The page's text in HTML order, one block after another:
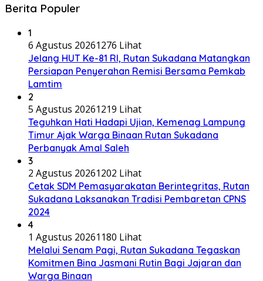
Berita Populer
1
6 Agustus 20261276 Lihat
Jelang HUT Ke-81 RI, Rutan Sukadana Matangkan
Persiapan Penyerahan Remisi Bersama Pemkab
Lamtim
2
5 Agustus 20261219 Lihat
Teguhkan Hati Hadapi Ujian, Kemenag Lampung
Timur Ajak Warga Binaan Rutan Sukadana
Perbanyak Amal Saleh
3
2 Agustus 20261202 Lihat
Cetak SDM Pemasyarakatan Berintegritas, Rutan
Sukadana Laksanakan Tradisi Pembaretan CPNS
2024
4
1 Agustus 20261180 Lihat
Melalui Senam Pagi, Rutan Sukadana Tegaskan
Komitmen Bina Jasmani Rutin Bagi Jajaran dan
Warga Binaan